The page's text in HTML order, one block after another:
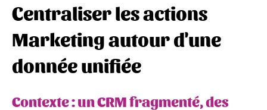
Centraliser les actions
Marketing autour d'une
donnée unifiée
Contexte: un CRM fragmenté, des